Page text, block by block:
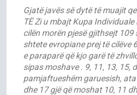
Gjatë javës së dytë të muajit
TË Zi u mbajt Kupa
cilën morën pjesë gjithsejt
shtete evropiane prej të cilëve
e paraparë që kjo garë të
sipas moshave . 9, 11, 13, 15,
pamjaftueshëm garuesish,
dhe 17 gjë që moshat 10, 11